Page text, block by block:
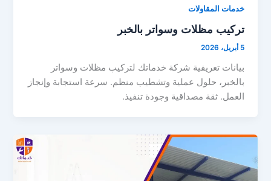
خدمات المقاولات
تركيب مظلات وسواتر بالخبر
5 أبريل، 2026
بيانات تعريفية شركة خدماتك لتركيب مظلات وسواتر
بالخبر، حلول عملية وتشطيب منظم. سرعة استجابة وإنجاز
العمل. ثقة مصداقية وجودة تنفيذ.